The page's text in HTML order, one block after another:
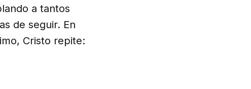
a tantos
de seguir. En
Cristo repite: